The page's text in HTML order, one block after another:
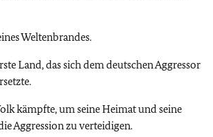
Weltenbrandes.
Land, das sich dem deutschen Aggressor
kämpfte, um seine Heimat und seine
Aggression zu verteidigen.